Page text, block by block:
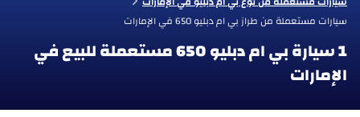
سيارات مستعملة من طراز بي ام دبليو 650 في الإمارات
1 سيارة بي ام دبليو 650 مستعملة للبيع في
الإمارات